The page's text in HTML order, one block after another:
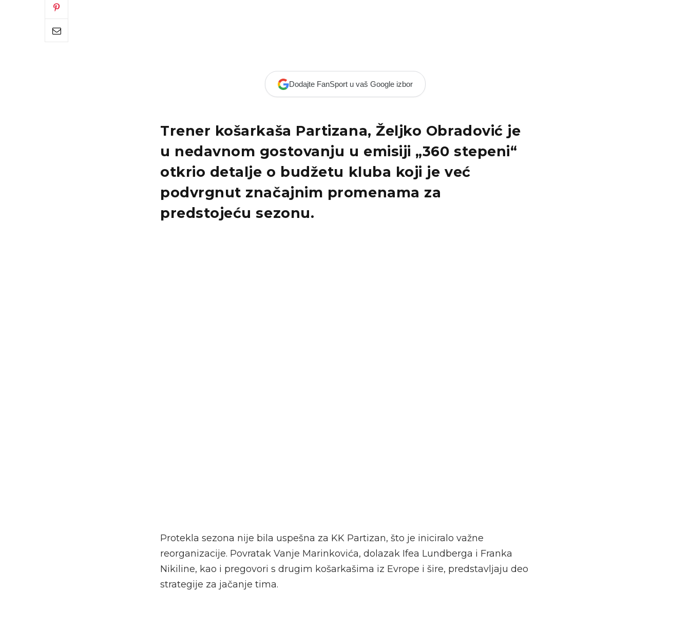
Dodajte FanSport u vaš Google izbor
Trener košarkaša Partizana, Željko Obradović je
u nedavnom gostovanju u emisiji „360 stepeni“
otkrio detalje o budžetu kluba koji je već
podvrgnut značajnim promenama za
predstojeću sezonu.
Protekla sezona nije bila uspešna za KK Partizan, što je iniciralo važne
reorganizacije. Povratak Vanje Marinkovića, dolazak Ifea Lundberga i Franka
Nikiline, kao i pregovori s drugim košarkašima iz Evrope i šire, predstavljaju deo
strategije za jačanje tima.